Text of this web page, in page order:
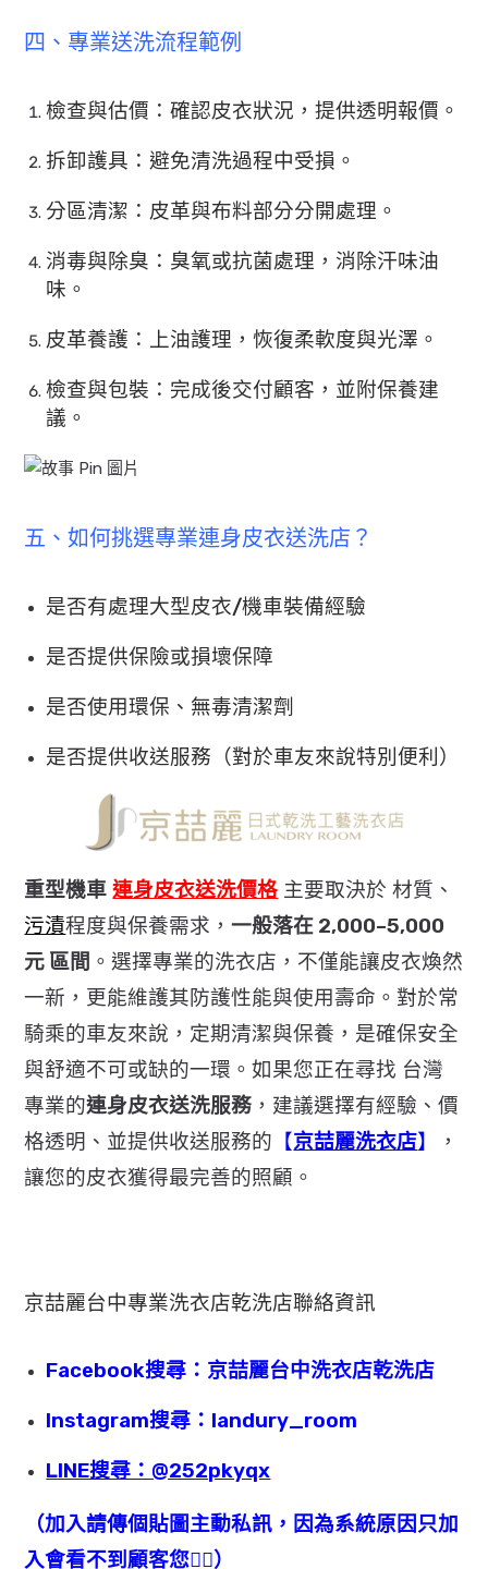
四、專業送洗流程範例
檢查與估價：確認皮衣狀況，提供透明報價。
拆卸護具：避免清洗過程中受損。
分區清潔：皮革與布料部分分開處理。
消毒與除臭：臭氧或抗菌處理，消除汗味油
味。
皮革養護：上油護理，恢復柔軟度與光澤。
檢查與包裝：完成後交付顧客，並附保養建
議。
五、如何挑選專業連身皮衣送洗店？
是否有處理大型皮衣/機車裝備經驗
是否提供保險或損壞保障
是否使用環保、無毒清潔劑
是否提供收送服務（對於車友來說特別便利）
重型機車 連身皮衣送洗價格 主要取決於 材質、
污漬程度與保養需求，一般落在 2,000–5,000
元 區間 。選擇專業的洗衣店，不僅能讓皮衣煥然
一新， 更能維護其防護性能與使用壽命。對於常
騎乘的車友來說， 定期清潔與保養，是確保安全
與舒適不可或缺的一環。如果您正在尋找 台灣
專業的連身皮衣送洗服務 ，建議選擇有經驗、價
格透明、 並提供收送服務的 【京喆麗洗衣店】
，
讓您的皮衣獲得最完善的照顧。
京喆麗台中專業洗衣店乾洗店聯絡資訊
Facebook搜尋：京喆麗台中洗衣店乾洗店
Instagram搜尋：landury_room
LINE搜尋：@252pkyqx
（加入請傳個貼圖主動私訊，因為系統原因只加
入會看不到顧客您🙇‍♂️）